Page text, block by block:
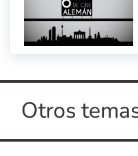
Otros